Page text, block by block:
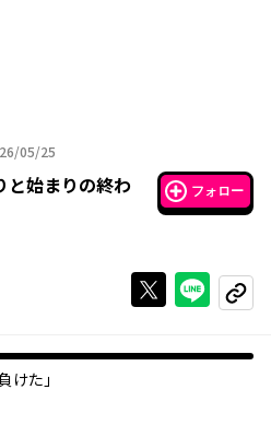
05/25
始まりの終わ
フォロー
Xで投稿する
ライン
コピー
けた」